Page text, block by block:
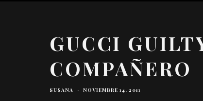
GUCCI
COMPAÑERO
SUSANA · NOVIEMBRE 14, 2011